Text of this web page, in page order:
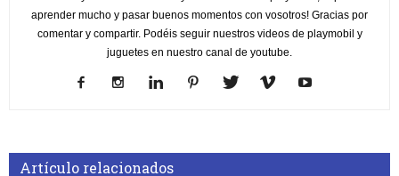
aprender mucho y pasar buenos momentos con vosotros! Gracias por
comentar y compartir. Podéis seguir nuestros videos de playmobil y
juguetes en nuestro canal de youtube.
Artículo relacionados